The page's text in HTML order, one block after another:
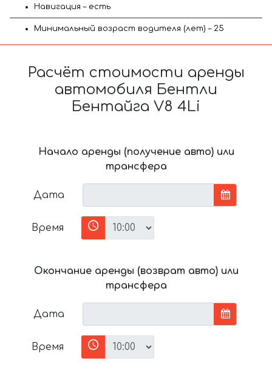
Навигация – есть
Минимальный возраст водителя (лет) – 25
Расчёт стоимости аренды
автомобиля Бентли
Бентайга V8 4Li
Начало аренды (получение авто) или
трансфера
Дата
Время
Окончание аренды (возврат авто) или
трансфера
Дата
Время